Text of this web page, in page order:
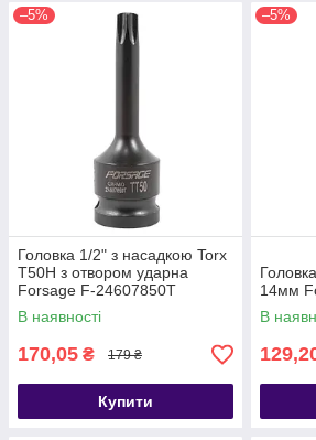
–5%
Головка 1/2" з насадкою Torx
T50H з отвором ударна
Forsage F-24607850T
В наявності
170,05 ₴ 179 ₴
Купити
–5%
14мм
В